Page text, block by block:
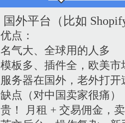
国外平台（比如
优点：
名气大、全球用的人多
模板多、插件全，欧美市
服务器在国外，老外打开
缺点（对中国卖家很痛）
贵！ 月租 + 交易佣金，